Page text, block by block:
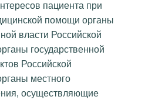
пациента при
помощи органы
власти Российской
государственной
Российской
местного
осуществляющие